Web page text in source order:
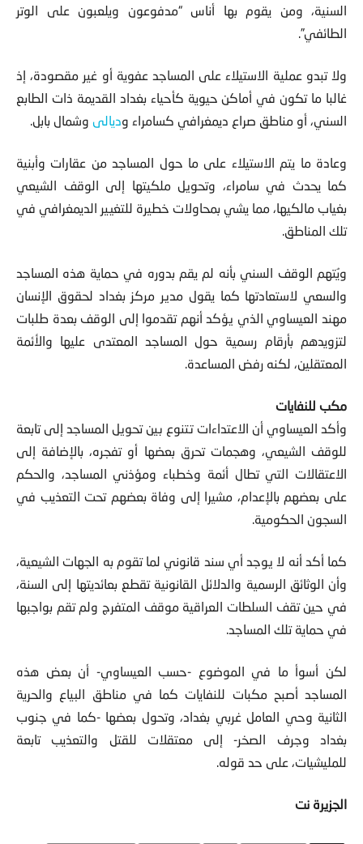
السنية، ومن يقوم بها أناس “مدفوعون ويلعبون على الوتر
الطائفي”.
ولا تبدو عملية الاستيلاء على المساجد عفوية أو غير مقصودة، إذ
غالبا ما تكون في أماكن حيوية كأحياء بغداد القديمة ذات الطابع
السني، أو مناطق صراع ديمغرافي كسامراء وديالى وشمال بابل.
وعادة ما يتم الاستيلاء على ما حول المساجد من عقارات وأبنية
كما يحدث في سامراء، وتحويل ملكيتها إلى الوقف الشيعي
بغياب مالكيها، مما يشي بمحاولات خطيرة للتغيير الديمغرافي في
تلك المناطق.
ويُتهم الوقف السني بأنه لم يقم بدوره في حماية هذه المساجد
والسعي لاستعادتها كما يقول مدير مركز بغداد لحقوق الإنسان
مهند العيساوي الذي يؤكد أنهم تقدموا إلى الوقف بعدة طلبات
لتزويدهم بأرقام رسمية حول المساجد المعتدى عليها والأئمة
المعتقلين، لكنه رفض المساعدة.
مكب للنفايات
وأكد العيساوي أن الاعتداءات تتنوع بين تحويل المساجد إلى تابعة
للوقف الشيعي، وهجمات تحرق بعضها أو تفجره، بالإضافة إلى
الاعتقالات التي تطال أئمة وخطباء ومؤذني المساجد، والحكم
على بعضهم بالإعدام، مشيرا إلى وفاة بعضهم تحت التعذيب في
السجون الحكومية.
كما أكد أنه لا يوجد أي سند قانوني لما تقوم به الجهات الشيعية،
وأن الوثائق الرسمية والدلائل القانونية تقطع بعائديتها إلى السنة،
في حين تقف السلطات العراقية موقف المتفرج ولم تقم بواجبها
في حماية تلك المساجد.
لكن أسوأ ما في الموضوع -حسب العيساوي- أن بعض هذه
المساجد أصبح مكبات للنفايات كما في مناطق البياع والحرية
الثانية وحي العامل غربي بغداد، وتحول بعضها -كما في جنوب
بغداد وجرف الصخر- إلى معتقلات للقتل والتعذيب تابعة
للمليشيات، على حد قوله.
الجزيرة نت